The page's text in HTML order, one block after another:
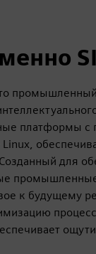
платформы с
Linux,
для
к будущему